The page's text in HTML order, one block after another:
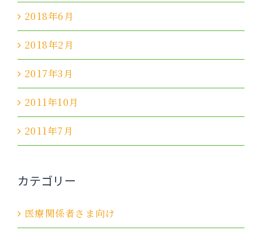
2018年6月
2018年2月
2017年3月
2011年10月
2011年7月
カテゴリー
医療関係者さま向け